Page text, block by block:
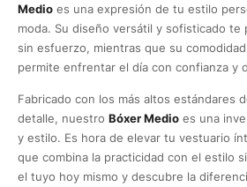
Medio es una expresión de tu estilo
moda. Su diseño versátil y sofisticado te
sin esfuerzo, mientras que su
permite enfrentar el día con confianza y
Fabricado con los más altos estándares
detalle, nuestro Bóxer Medio es una
y estilo. Es hora de elevar tu vestuario
que combina la practicidad con el estilo
el tuyo hoy mismo y descubre la